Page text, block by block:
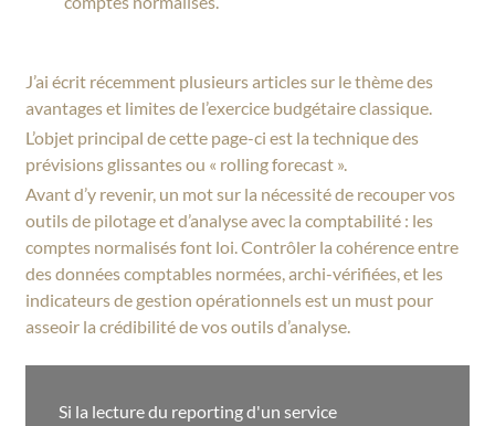
J’ai écrit récemment plusieurs articles sur le thème des
avantages et limites de l’exercice budgétaire classique.
L’objet principal de cette page-ci est la technique des
prévisions glissantes ou « rolling forecast ».
Avant d’y revenir, un mot sur la nécessité de recouper vos
outils de pilotage et d’analyse avec la comptabilité : les
comptes normalisés font loi. Contrôler la cohérence entre
des données comptables normées, archi-vérifiées, et les
indicateurs de gestion opérationnels est un must pour
asseoir la crédibilité de vos outils d’analyse.
Si la lecture du reporting d'un service